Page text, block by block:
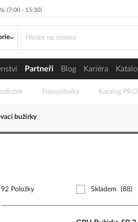
(7:00 - 15:30)
Partneři Blog Kariéra
Fotovoltaika Katalog
bužírky
92 Položky Skladem (88)